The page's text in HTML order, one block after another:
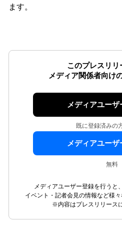
ます。
このプレスリリ
メディア関係者向け
メディアユー
既に登録済みの
メディアユー
無料
メディアユーザー登録を行うと
イベント・記者会見の情報など様
※内容はプレスリリース